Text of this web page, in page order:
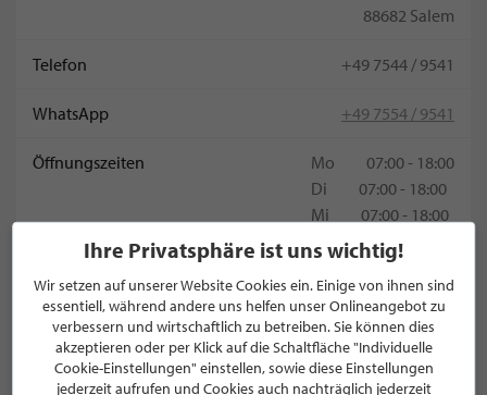
88682 Salem
Telefon +49 7544 / 9541
WhatsApp +49 7554 / 9541
Öffnungszeiten Mo
07:00 - 18:00
Di
07:00 - 18:00
Mi
07:00 - 18:00
07:00 - 18:00
appointment -
Sa
appointment -
So
geschlossen
Ihre Privatsphäre ist uns wichtig!
Wir setzen auf unserer Website Cookies ein. Einige von ihnen sind
essentiell, während andere uns helfen unser Onlineangebot zu
verbessern und wirtschaftlich zu betreiben. Sie können dies
akzeptieren oder per Klick auf die Schaltfläche "Individuelle
Cookie-Einstellungen" einstellen, sowie diese Einstellungen
jederzeit aufrufen und Cookies auch nachträglich jederzeit